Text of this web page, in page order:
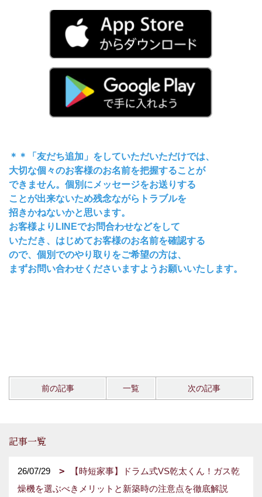
＊＊「友だち追加」をしていただいただけでは、
大切な個々のお客様のお名前を把握することが
できません。個別にメッセージをお送りする
ことが出来ないため残念ながらトラブルを
招きかねないかと思います。
お客様よりLINEでお問合わせなどをして
いただき、はじめてお客様のお名前を確認する
ので、個別でのやり取りをご希望の方は、
まずお問い合わせくださいますようお願いいたします。
前の記事 一覧 次の記事
記事一覧
26/07/29
【時短家事】ドラム式VS乾太くん！ガス乾
燥機を選ぶべきメリットと新築時の注意点を徹底解説